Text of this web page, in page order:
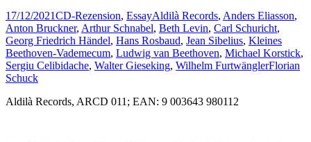
17/12/2021CD-Rezension, EssayAldilà Records, Anders Eliasson,
Anton Bruckner, Arthur Schnabel, Beth Levin, Carl Schuricht,
Georg Friedrich Händel, Hans Rosbaud, Jean Sibelius, Kleines
Beethoven-Vademecum, Ludwig van Beethoven, Michael Korstick,
Sergiu Celibidache, Walter Gieseking, Wilhelm FurtwänglerFlorian
Schuck
Aldilà Records, ARCD 011; EAN: 9 003643 980112